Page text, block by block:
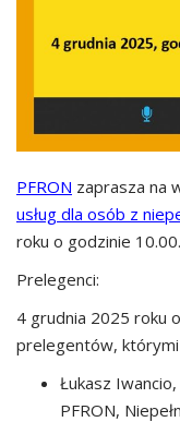
PFRON zaprasza na
usług dla osób z
roku o godzinie 10.00.
Prelegenci:
4 grudnia 2025 roku
prelegentów, którymi
Łukasz
PFRON,